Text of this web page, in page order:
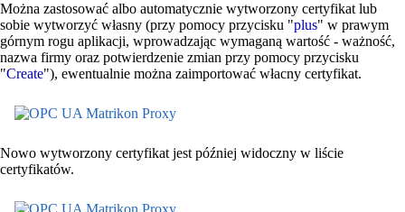
Można zastosować albo automatycznie wytworzony certyfikat lub
sobie wytworzyć własny (przy pomocy przycisku "plus" w prawym
górnym rogu aplikacji, wprowadzając wymaganą wartość - ważność,
nazwa firmy oraz potwierdzenie zmian przy pomocy przycisku
"Create"), ewentualnie można zaimportować włacny certyfikat.
Nowo wytworzony certyfikat jest później widoczny w liście
certyfikatów.